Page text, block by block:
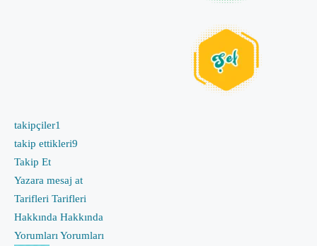
takipçiler1
takip ettikleri9
Takip Et
Yazara mesaj at
Tarifleri Tarifleri
Hakkında Hakkında
Yorumları Yorumları